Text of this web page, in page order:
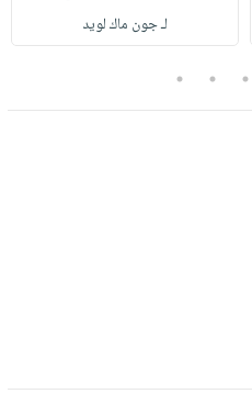
لـ جون ماك لويد
3
4
5